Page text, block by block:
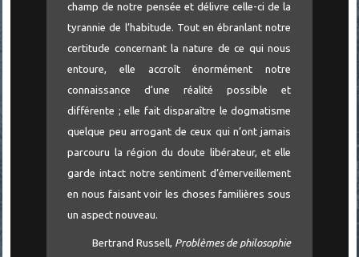
champ de notre pensée et délivre celle-ci de la
tyrannie de l’habitude. Tout en ébranlant notre
certitude concernant la nature de ce qui nous
entoure, elle accroît énormément notre
connaissance d’une réalité possible et
différente ; elle fait disparaître le dogmatisme
quelque peu arrogant de ceux qui n’ont jamais
parcouru la région du doute libérateur, et elle
garde intact notre sentiment d’émerveillement
en nous faisant voir les choses familières sous
un aspect nouveau.
Bertrand Russell, Problèmes de philosophie